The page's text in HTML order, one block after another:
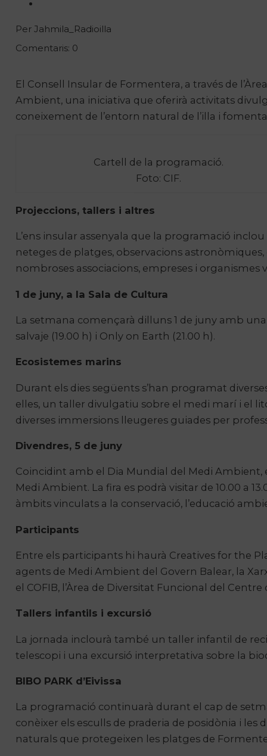
Per Jahmila_Radioilla
Comentaris: 0
El Consell Insular de Formentera, a través de
Ambient, una iniciativa que oferirà activitats
coneixement de l’entorn natural de l’illa i
Cartell de la programació.
Foto: CIF.
Projeccions, tallers i altres
L’ens insular assenyala que la programació
neteges de platges, observacions
nombroses associacions, empreses i
1 de juny, a la Sala de Cultura
La setmana començarà dilluns 1 de juny amb
salvaje (19.00 h) i Only on Earth (21.00 h).
Ecosistemes marins
Durant els dies següents s’han programat
elles, un taller divulgatiu sobre el medi marí i el
diverses immersions lleugeres guiades per
Divendres, 5 de juny
Coincidint amb el Dia Mundial del Medi Ambient,
Medi Ambient. La fira es podrà visitar de 10.00 a
àmbits vinculats a la conservació, l’educació
Participants
Entre els participants hi haurà Creatives for the
agents de Medi Ambient del Govern Balear, la
el COFIB, l’Àrea de Diversitat Funcional del
Tallers infantils i excursió
La jornada inclourà també un taller infantil de
telescopi i una excursió interpretativa sobre la
BIBO PARK d’Eivissa
La programació continuarà durant el cap de
conèixer els esculls de praderia de posidònia i
naturals que protegeixen les platges de